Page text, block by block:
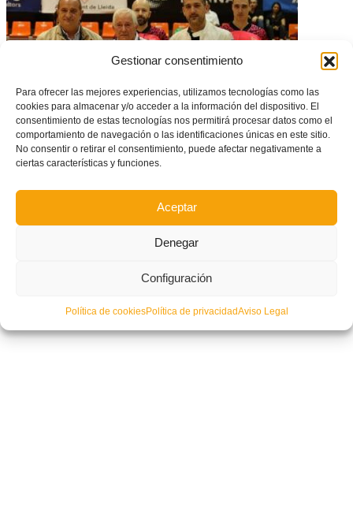
Gestionar consentimiento
Para ofrecer las mejores experiencias, utilizamos tecnologías como las
cookies para almacenar y/o acceder a la información del dispositivo. El
consentimiento de estas tecnologías nos permitirá procesar datos como el
comportamiento de navegación o las identificaciones únicas en este sitio.
No consentir o retirar el consentimiento, puede afectar negativamente a
ciertas características y funciones.
Aceptar
Denegar
Configuración
Política de cookiesPolítica de privacidadAviso Legal
Duelo por el fallecimiento de José Luis Laporta, expresidente del